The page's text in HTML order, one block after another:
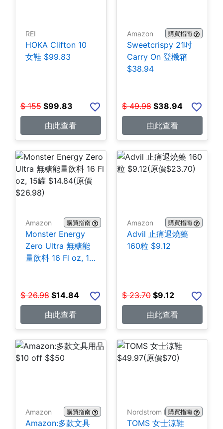
REI
HOKA Clifton 10
女鞋 $99.83
$ 155 $99.83
由此查看
Amazon 購買指南
Sweetcrispy 21吋
Carry On 登機箱
$38.94
$ 49.98 $38.94
由此查看
Amazon 購買指南
Monster Energy
Zero Ultra 無糖能
量飲料 16 Fl oz, 15
$ 26.98 $14.84
由此查看
Amazon 購買指南
Advil 止痛退燒藥
160粒 $9.12
$ 23.70 $9.12
由此查看
Amazon 購買指南
Amazon:多款文具
Nordstrom Rack購買指南
TOMS 女士涼鞋